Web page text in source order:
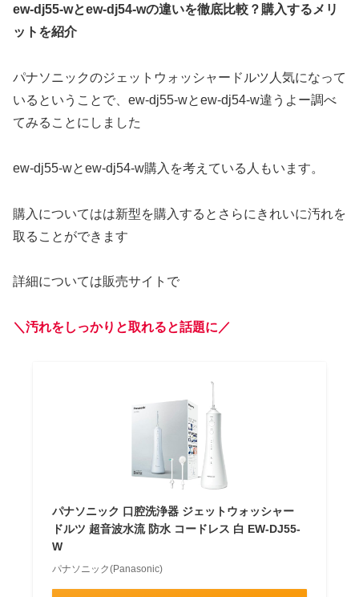
ew-dj55-wとew-dj54-wの違いを徹底比較？購入するメリ
ットを紹介
パナソニックのジェットウォッシャードルツ人気になって
いるということで、ew-dj55-wとew-dj54-w違うよー調べ
てみることにしました
ew-dj55-wとew-dj54-w購入を考えている人もいます。
購入についてはは新型を購入するとさらにきれいに汚れを
取ることができます
詳細については販売サイトで
＼汚れをしっかりと取れると話題に／
パナソニック 口腔洗浄器 ジェットウォッシャー
ドルツ 超音波水流 防水 コードレス 白 EW-DJ55-
W
パナソニック(Panasonic)